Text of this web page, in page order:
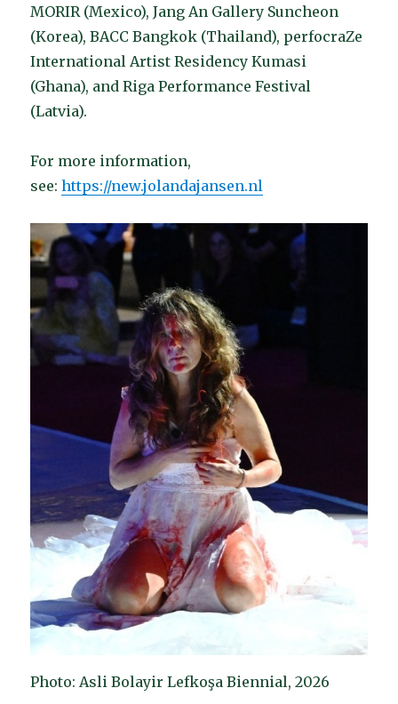
MORIR (Mexico), Jang An Gallery Suncheon
(Korea), BACC Bangkok (Thailand), perfocraZe
International Artist Residency Kumasi
(Ghana), and Riga Performance Festival
(Latvia).
For more information,
see:https://new.jolandajansen.nl
Photo: Asli Bolayir Lefkoşa Biennial, 2026